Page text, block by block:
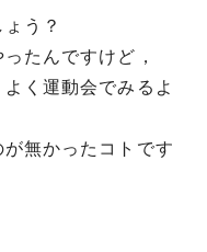
う？
たんですけど，
く運動会でみるよ
無かったコトです